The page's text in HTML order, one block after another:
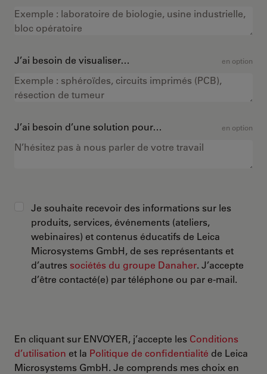
J’ai besoin de visualiser… en option
J’ai besoin d’une solution pour… en option
Je souhaite recevoir des informations sur les
produits, services, événements (ateliers,
webinaires) et contenus éducatifs de Leica
Microsystems GmbH, de ses représentants et
d’autres sociétés du groupe Danaher. J’accepte
d’être contacté(e) par téléphone ou par e-mail.
En cliquant sur ENVOYER, j’accepte les Conditions
d’utilisation et la Politique de confidentialité de Leica
Microsystems GmbH. Je comprends mes choix en